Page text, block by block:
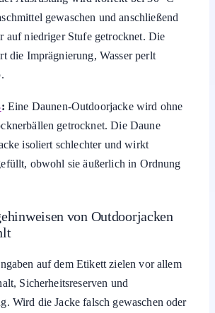
gewaschen und anschließend
auf niedriger Stufe getrocknet. Die
die Imprägnierung, Wasser perlt
: Eine Daunen-Outdoorjacke wird ohne
getrocknet. Die Daune
isoliert schlechter und wirkt
obwohl sie äußerlich in Ordnung
von Outdoorjacken
auf dem Etikett zielen vor allem
Sicherheitsreserven und
Wird die Jacke falsch gewaschen oder